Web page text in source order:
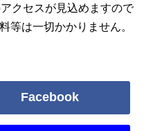
クセスが見込めますので
等は一切かかりません。
Facebook